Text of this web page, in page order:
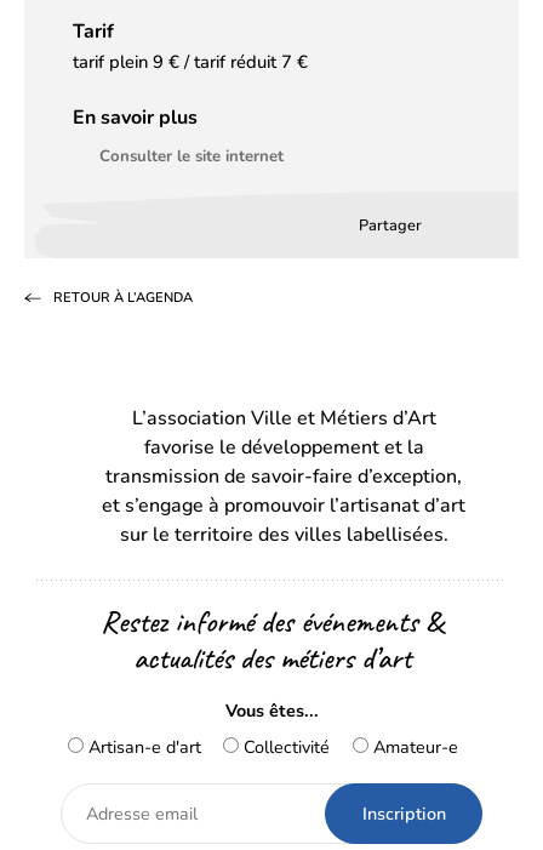
Tarif
tarif plein 9 € / tarif réduit 7 €
En savoir plus
Consulter le site internet
Partager
un
onglet)onglet)
RETOUR À L’AGENDA
L’association Ville et Métiers d’Art
favorise le développement et la
transmission de savoir-faire d’exception,
et s’engage à promouvoir l’artisanat d’art
sur le territoire des villes labellisées.
Restez informé des événements &
actualités des métiers d’art
Vous êtes...
Artisan-e d'art
Collectivité Amateur-e
Adresse
email